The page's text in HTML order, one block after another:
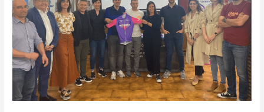
22
de
junio
su
42ª
edición